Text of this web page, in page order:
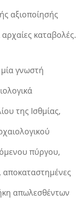
αξιοποίησής
καταβολές.
γνωστή
της Ισθμίας,
πύργου,
αποκαταστημένες
απωλεσθέντων